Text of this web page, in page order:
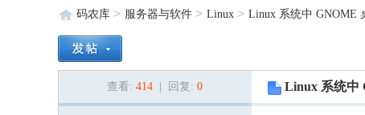
4908765 5961804 6175488 5606259 5235196 8038494
8608096 1344937
7955685 4254803
8426724 8420819 9207440 7491650 7608792
码农库 > 服务器与软件 > Linux > Linux 系统中 GNOME
查看:414 | 回复:0 Linux 系统中